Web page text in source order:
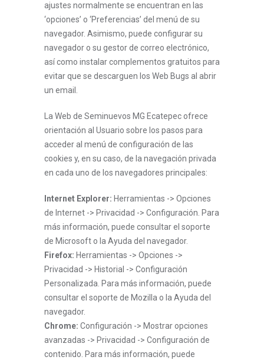
ajustes normalmente se encuentran en las
‘opciones’ o ‘Preferencias’ del menú de su
navegador. Asimismo, puede configurar su
navegador o su gestor de correo electrónico,
así como instalar complementos gratuitos para
evitar que se descarguen los Web Bugs al abrir
un email.
La Web de Seminuevos MG Ecatepec ofrece
orientación al Usuario sobre los pasos para
acceder al menú de configuración de las
cookies y, en su caso, de la navegación privada
en cada uno de los navegadores principales:
Internet Explorer: Herramientas -> Opciones
de Internet -> Privacidad -> Configuración. Para
más información, puede consultar el soporte
de Microsoft o la Ayuda del navegador.
Firefox: Herramientas -> Opciones ->
Privacidad -> Historial -> Configuración
Personalizada. Para más información, puede
consultar el soporte de Mozilla o la Ayuda del
navegador.
Chrome: Configuración -> Mostrar opciones
avanzadas -> Privacidad -> Configuración de
contenido. Para más información, puede